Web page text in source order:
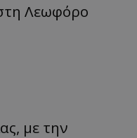
Λεωφόρο
με την